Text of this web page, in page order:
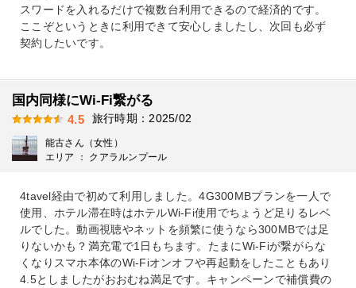
スワードを入れるだけで複数台利用できるので経済的です。
ここぞというときに利用できて安心しましたし、次回も必ず
契約したいです。
国内同様にWi-Fi繋がる
4.5 旅行時期：2025/02
能古さん（女性）
エリア ： クアラルンプール
4tavel経由で初めて利用しました。4G300MBプランを一人で
使用、ホテル滞在時はホテルWi-Fi使用でちょうど足りるレベ
ルでした。動画視聴やネットを頻繁に使うなら300MBでは足
りないかも？満充電で1日もちます。たまにWi-Fiが繋がらな
くなりスマホ本体のWi-Fiオンオフや再起動をしたこともあり
4.5としましたがおおむね満足です。キャンペーンで補償費の